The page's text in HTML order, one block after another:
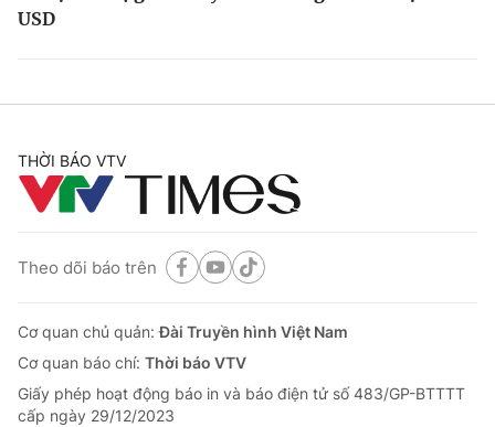
USD
THỜI BÁO VTV
Theo dõi báo trên
Cơ quan chủ quản:Đài Truyền hình Việt Nam
Cơ quan báo chí: Thời báo VTV
Giấy phép hoạt động báo in và báo điện tử số 483/GP-BTTTT
cấp ngày 29/12/2023